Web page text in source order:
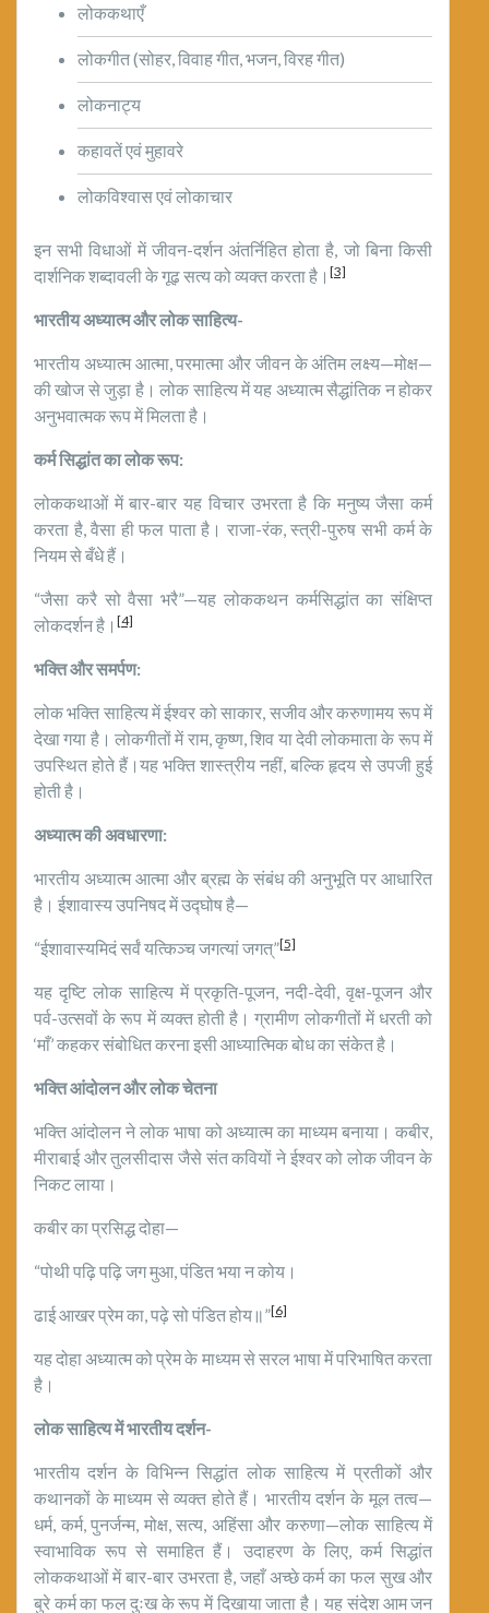
लोककथाएँ
लोकगीत (सोहर, विवाह गीत, भजन, विरह गीत)
लोकनाट्य
कहावतें एवं मुहावरे
लोकविश्वास एवं लोकाचार
इन सभी विधाओं में जीवन-दर्शन अंतर्निहित होता है, जो बिना किसी
दार्शनिक शब्दावली के गूढ़ सत्य को व्यक्त करता है। [3]
भारतीय अध्यात्म और लोक साहित्य-
भारतीय अध्यात्म आत्मा, परमात्मा और जीवन के अंतिम लक्ष्य—मोक्ष—
की खोज से जुड़ा है। लोक साहित्य में यह अध्यात्म सैद्धांतिक न होकर
अनुभवात्मक रूप में मिलता है।
कर्म सिद्धांत का लोक रूप:
लोककथाओं में बार-बार यह विचार उभरता है कि मनुष्य जैसा कर्म
करता है, वैसा ही फल पाता है। राजा-रंक, स्त्री-पुरुष सभी कर्म के
नियम से बँधे हैं।
“जैसा करै सो वैसा भरै”—यह लोककथन कर्मसिद्धांत का संक्षिप्त
लोकदर्शन है। [4]
भक्ति और समर्पण:
लोक भक्ति साहित्य में ईश्वर को साकार, सजीव और करुणामय रूप में
देखा गया है। लोकगीतों में राम, कृष्ण, शिव या देवी लोकमाता के रूप में
उपस्थित होते हैं।यह भक्ति शास्त्रीय नहीं, बल्कि हृदय से उपजी हुई
होती है।
अध्यात्म की अवधारणा:
भारतीय अध्यात्म आत्मा और ब्रह्म के संबंध की अनुभूति पर आधारित
है। ईशावास्य उपनिषद में उद्घोष है—
“ईशावास्यमिदं सर्वं यत्किञ्च जगत्यां जगत्”[5]
यह दृष्टि लोक साहित्य में प्रकृति-पूजन, नदी-देवी, वृक्ष-पूजन और
पर्व-उत्सवों के रूप में व्यक्त होती है। ग्रामीण लोकगीतों में धरती को
‘माँ’ कहकर संबोधित करना इसी आध्यात्मिक बोध का संकेत है।
भक्ति आंदोलन और लोक चेतना
भक्ति आंदोलन ने लोक भाषा को अध्यात्म का माध्यम बनाया। कबीर,
मीराबाई और तुलसीदास जैसे संत कवियों ने ईश्वर को लोक जीवन के
निकट लाया।
कबीर का प्रसिद्ध दोहा—
“पोथी पढ़ि पढ़ि जग मुआ, पंडित भया न कोय।
ढाई आखर प्रेम का, पढ़े सो पंडित होय॥”[6]
यह दोहा अध्यात्म को प्रेम के माध्यम से सरल भाषा में परिभाषित करता
है।
लोक साहित्य में भारतीय दर्शन-
भारतीय दर्शन के विभिन्न सिद्धांत लोक साहित्य में प्रतीकों और
कथानकों के माध्यम से व्यक्त होते हैं। भारतीय दर्शन के मूल तत्व—
धर्म, कर्म, पुनर्जन्म, मोक्ष, सत्य, अहिंसा और करुणा—लोक साहित्य में
स्वाभाविक रूप से समाहित हैं। उदाहरण के लिए, कर्म सिद्धांत
लोककथाओं में बार-बार उभरता है, जहाँ अच्छे कर्म का फल सुख और
बुरे कर्म का फल दुःख के रूप में दिखाया जाता है। यह संदेश आम जन